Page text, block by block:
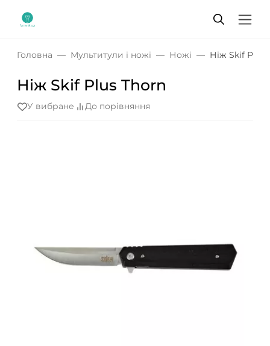
Головна Мультитули і ножі Ножі Ніж Skif Plus
Ніж Skif Plus Thorn
У вибране До порівняння